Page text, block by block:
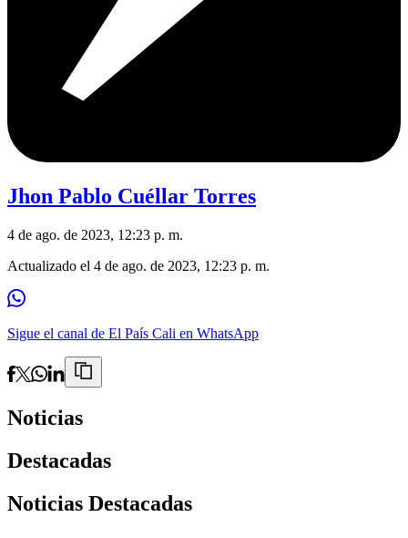
Jhon Pablo Cuéllar Torres
4 de ago. de 2023, 12:23 p. m.
Actualizado el 4 de ago. de 2023, 12:23 p. m.
Sigue el canal de El País Cali en WhatsApp
Noticias
Destacadas
Noticias Destacadas